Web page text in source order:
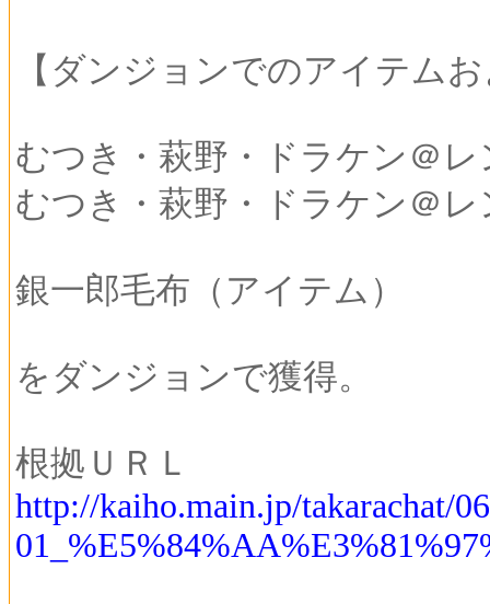
【ダンジョンでのアイテム
むつき・萩野・ドラケン＠レ
むつき・萩野・ドラケン＠
銀一郎毛布（アイテム）
をダンジョンで獲得。
根拠ＵＲＬ
http://kaiho.main.jp/takarachat/